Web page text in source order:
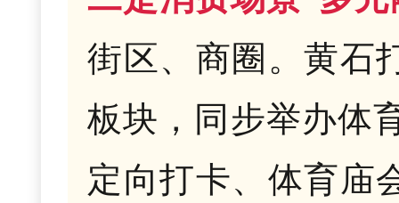
街区、商圈。黄石
板块，同步举办体
定向打卡、体育庙